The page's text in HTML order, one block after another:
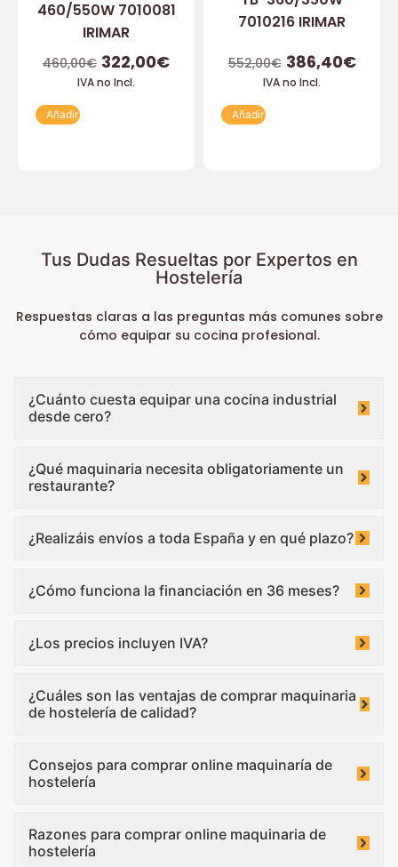
460/550W 7010081
IRIMAR
460,00€ 322,00€
IVA no Incl.
Añadir
7010216 IRIMAR
552,00€ 386,40€
IVA no Incl.
Añadir
Tus Dudas Resueltas por Expertos en
Hostelería
Respuestas claras a las preguntas más comunes sobre
cómo equipar su cocina profesional.
¿Cuánto cuesta equipar una cocina industrial
desde cero?
¿Qué maquinaria necesita obligatoriamente un
restaurante?
¿Realizáis envíos a toda España y en qué plazo?
¿Cómo funciona la financiación en 36 meses?
¿Los precios incluyen IVA?
¿Cuáles son las ventajas de comprar maquinaria
de hostelería de calidad?
Consejos para comprar online maquinaría de
hostelería
Razones para comprar online maquinaria de
hostelería